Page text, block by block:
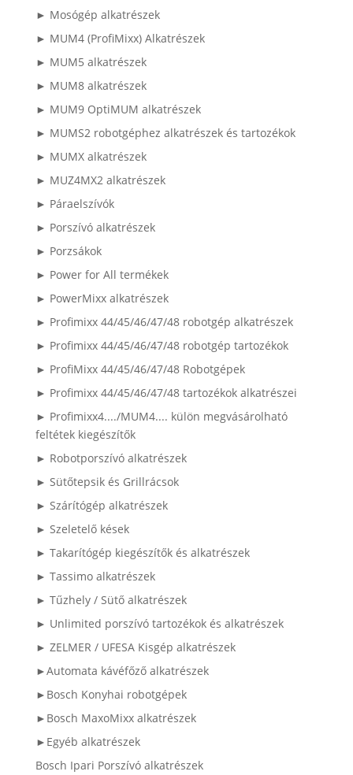
► Mosógép alkatrészek
► MUM4 (ProfiMixx) Alkatrészek
► MUM5 alkatrészek
► MUM8 alkatrészek
► MUM9 OptiMUM alkatrészek
► MUMS2 robotgéphez alkatrészek és tartozékok
► MUMX alkatrészek
► MUZ4MX2 alkatrészek
► Páraelszívók
► Porszívó alkatrészek
► Porzsákok
► Power for All termékek
► PowerMixx alkatrészek
► Profimixx 44/45/46/47/48 robotgép alkatrészek
► Profimixx 44/45/46/47/48 robotgép tartozékok
► ProfiMixx 44/45/46/47/48 Robotgépek
► Profimixx 44/45/46/47/48 tartozékok alkatrészei
► Profimixx4..../MUM4.... külön megvásárolható
feltétek kiegészítők
► Robotporszívó alkatrészek
► Sütőtepsik és Grillrácsok
► Szárítógép alkatrészek
► Szeletelő kések
► Takarítógép kiegészítők és alkatrészek
► Tassimo alkatrészek
► Tűzhely / Sütő alkatrészek
► Unlimited porszívó tartozékok és alkatrészek
► ZELMER / UFESA Kisgép alkatrészek
►Automata kávéfőző alkatrészek
►Bosch Konyhai robotgépek
►Bosch MaxoMixx alkatrészek
►Egyéb alkatrészek
Bosch Ipari Porszívó alkatrészek